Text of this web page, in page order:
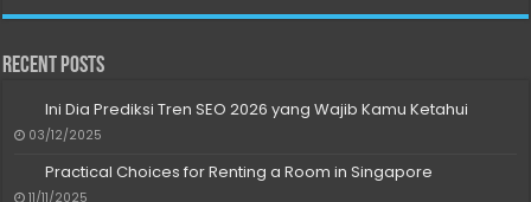
Recent Posts
Ini Dia Prediksi Tren SEO 2026 yang Wajib Kamu Ketahui
03/12/2025
Practical Choices for Renting a Room in Singapore
11/11/2025